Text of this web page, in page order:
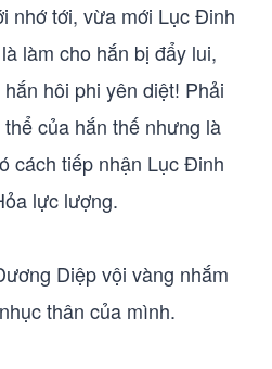
nhớ tới, vừa mới Lục Đinh
làm cho hắn bị đẩy lui,
hôi phi yên diệt! Phải
của hắn thế nhưng là
cách tiếp nhận Lục Đinh
lực lượng.
Diệp vội vàng nhắm
thân của mình.